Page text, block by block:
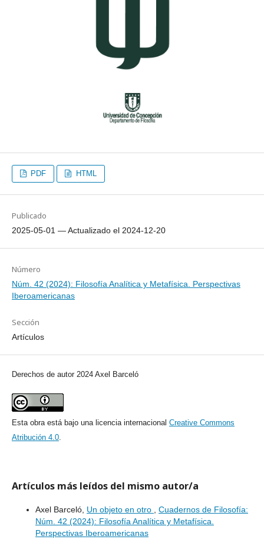
PDF HTML
Publicado
2025-05-01 — Actualizado el 2024-12-20
Número
Núm. 42 (2024): Filosofía Analítica y Metafísica. Perspectivas
Iberoamericanas
Sección
Artículos
Derechos de autor 2024 Axel Barceló
Esta obra está bajo una licencia internacional Creative Commons
Atribución 4.0.
Artículos más leídos del mismo autor/a
Axel Barceló, Un objeto en otro , Cuadernos de Filosofía:
Núm. 42 (2024): Filosofía Analítica y Metafísica.
Perspectivas Iberoamericanas